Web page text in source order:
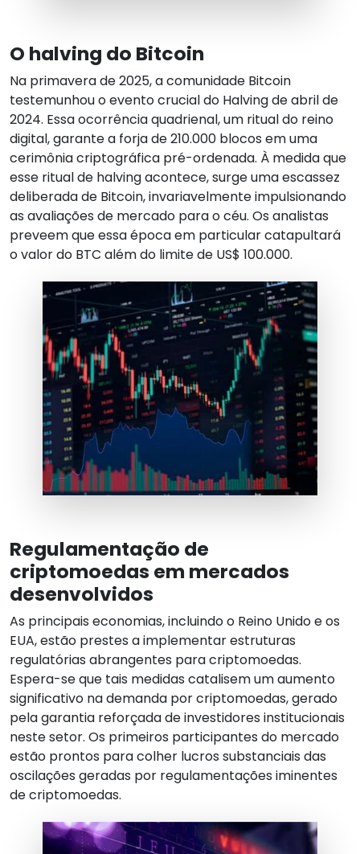
O halving do Bitcoin
Na primavera de 2025, a comunidade Bitcoin
testemunhou o evento crucial do Halving de abril de
2024. Essa ocorrência quadrienal, um ritual do reino
digital, garante a forja de 210.000 blocos em uma
cerimônia criptográfica pré-ordenada. À medida que
esse ritual de halving acontece, surge uma escassez
deliberada de Bitcoin, invariavelmente impulsionando
as avaliações de mercado para o céu. Os analistas
preveem que essa época em particular catapultará
o valor do BTC além do limite de US$ 100.000.
Regulamentação de
criptomoedas em mercados
desenvolvidos
As principais economias, incluindo o Reino Unido e os
EUA, estão prestes a implementar estruturas
regulatórias abrangentes para criptomoedas.
Espera-se que tais medidas catalisem um aumento
significativo na demanda por criptomoedas, gerado
pela garantia reforçada de investidores institucionais
neste setor. Os primeiros participantes do mercado
estão prontos para colher lucros substanciais das
oscilações geradas por regulamentações iminentes
de criptomoedas.